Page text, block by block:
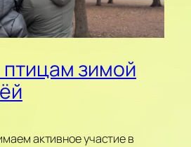
зимой
активное участие в